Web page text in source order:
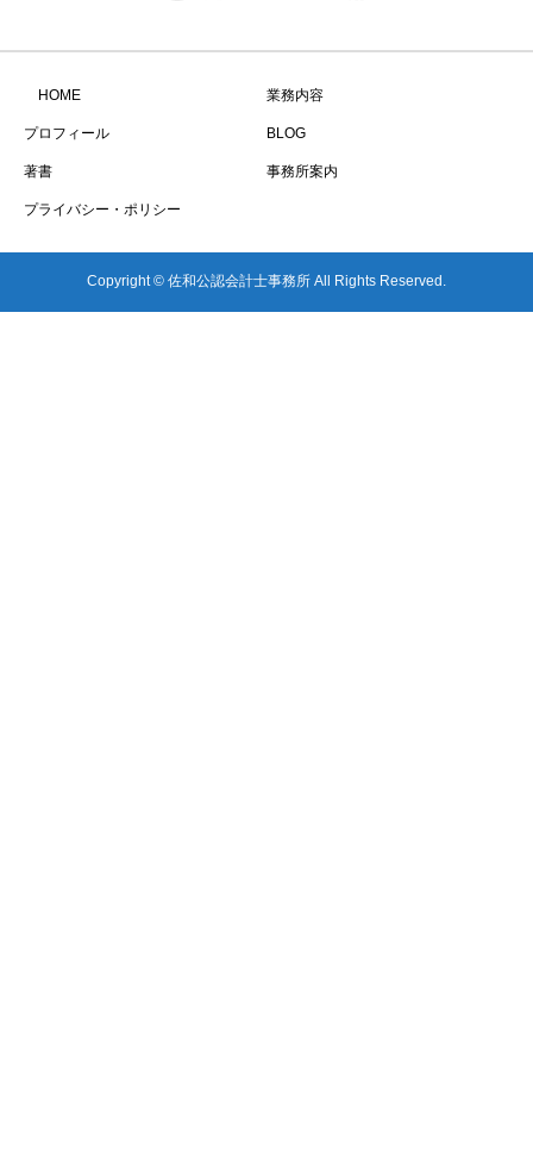
HOME 業務内容
プロフィール BLOG
著書 事務所案内
プライバシー・ポリシー
Copyright © 佐和公認会計士事務所 All Rights Reserved.